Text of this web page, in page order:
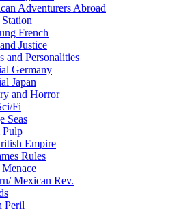
Adventurers Abroad
French
Justice
and Personalities
Germany
Japan
and Horror
Fi
Seas
Pulp
Empire
Rules
Mexican Rev.
Peril